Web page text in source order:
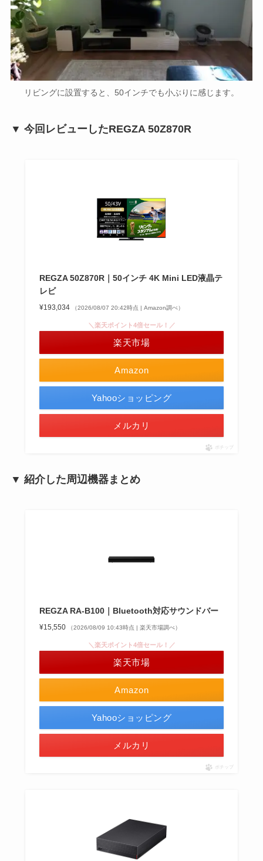
リビングに設置すると、50インチでも小ぶりに感じます。
▼ 今回レビューしたREGZA 50Z870R
REGZA 50Z870R｜50インチ 4K Mini LED液晶テ
レビ
¥193,034 （2026/08/07 20:42時点 | Amazon調べ）
Amazon
＼楽天ポイント4倍セール！／
楽天市場
Yahooショッピング
メルカリ
ポチップ
▼ 紹介した周辺機器まとめ
REGZA RA-B100｜Bluetooth対応サウンドバー
¥15,550 （2026/08/09 10:43時点 | 楽天市場調べ）
Amazon
＼楽天ポイント4倍セール！／
楽天市場
Yahooショッピング
メルカリ
ポチップ